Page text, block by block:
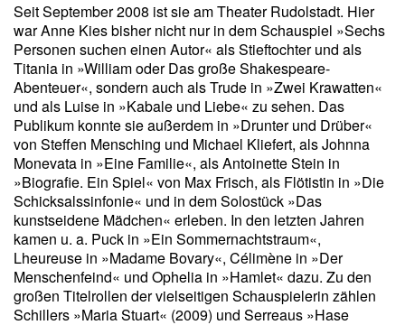
Seit September 2008 ist sie am Theater Rudolstadt. Hier
war Anne Kies bisher nicht nur in dem Schauspiel »Sechs
Personen suchen einen Autor« als Stieftochter und als
Titania in »William oder Das große Shakespeare-
Abenteuer«, sondern auch als Trude in »Zwei Krawatten«
und als Luise in »Kabale und Liebe« zu sehen. Das
Publikum konnte sie außerdem in »Drunter und Drüber«
von Steffen Mensching und Michael Kliefert, als Johnna
Monevata in »Eine Familie«, als Antoinette Stein in
»Biografie. Ein Spiel« von Max Frisch, als Flötistin in »Die
Schicksalssinfonie« und in dem Solostück »Das
kunstseidene Mädchen« erleben. In den letzten Jahren
kamen u. a. Puck in »Ein Sommernachtstraum«,
Lheureuse in »Madame Bovary«, Célimène in »Der
Menschenfeind« und Ophelia in »Hamlet« dazu. Zu den
großen Titelrollen der vielseitigen Schauspielerin zählen
Schillers »Maria Stuart« (2009) und Serreaus »Hase